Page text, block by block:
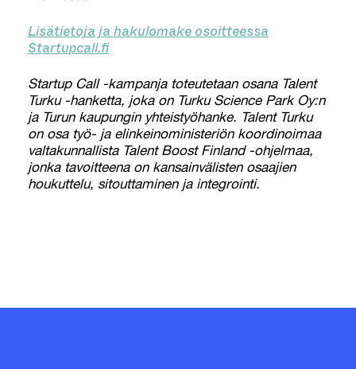
Lisätietoja ja hakulomake osoitteessa
Startupcall.fi
Startup Call -kampanja toteutetaan osana Talent
Turku -hanketta, joka on Turku Science Park Oy:n
ja Turun kaupungin yhteistyöhanke. Talent Turku
on osa työ- ja elinkeinoministeriön koordinoimaa
valtakunnallista Talent Boost Finland -ohjelmaa,
jonka tavoitteena on kansainvälisten osaajien
houkuttelu, sitouttaminen ja integrointi.